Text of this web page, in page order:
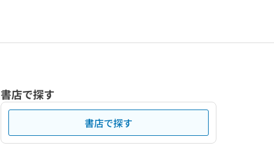
書店で探す
書店で探す